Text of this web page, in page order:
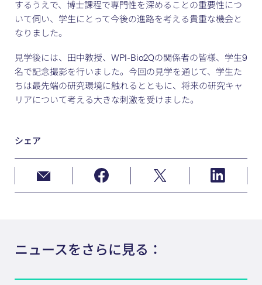
するうえで、博士課程で専門性を深めることの重要性につ
いて伺い、学生にとって今後の進路を考える貴重な機会と
なりました。
見学後には、田中教授、WPI-Bio2Qの関係者の皆様、学生9
名で記念撮影を行いました。今回の見学を通じて、学生た
ちは最先端の研究環境に触れるとともに、将来の研究キャ
リアについて考える大きな刺激を受けました。
シェア
ニュースをさらに見る：